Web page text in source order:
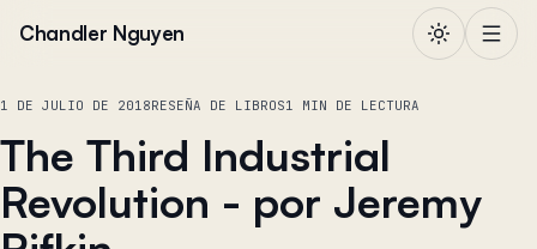
Chandler Nguyen
1 DE JULIO DE 2018RESEÑA DE LIBROS1 MIN DE LECTURA
The Third Industrial
Revolution - por Jeremy